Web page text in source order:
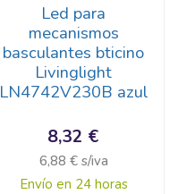
Led para
mecanismos
basculantes bticino
Livinglight
LN4742V230B azul
8,32 €
6,88 € s/iva
Envío en 24 horas